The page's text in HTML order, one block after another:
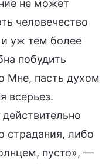
не может
человечество
уж тем более
побудить
Мне, пасть духом
всерьез.
страдания, либо
пусто», —